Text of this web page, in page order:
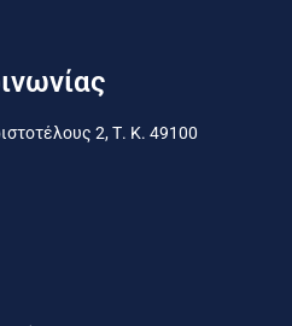
2, Τ. Κ. 49100